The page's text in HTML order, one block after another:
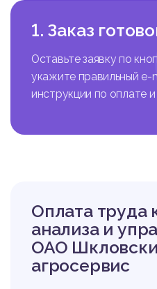
1. Заказ
Оставьте заявку по
укажите правильный e-
инструкции по оплате
Оплата труда
анализа и
ОАО
агросервис